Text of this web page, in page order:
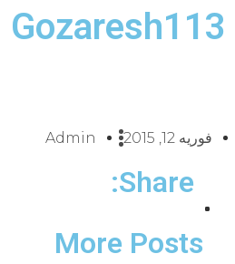
Gozaresh113
فوریه 12, 2015 Admin
Share:
More Posts